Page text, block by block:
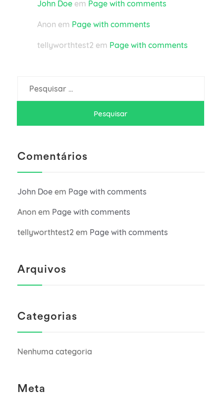
John Doe em Page with comments
Anon em Page with comments
tellyworthtest2 em Page with comments
por:
Comentários
John Doe em Page with comments
Anon em Page with comments
tellyworthtest2 em Page with comments
Arquivos
Categorias
Nenhuma categoria
Meta